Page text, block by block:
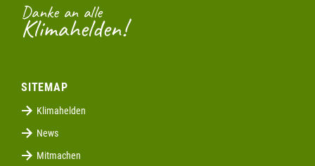
Danke an alle
Klimahelden!
SITEMAP
Klimahelden
News
Mitmachen